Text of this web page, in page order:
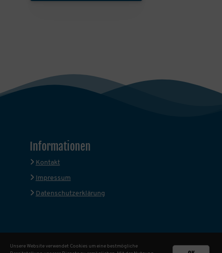
Informationen
Kontakt
Impressum
Datenschutzerklärung
Unsere Website verwendet Cookies um eine bestmögliche